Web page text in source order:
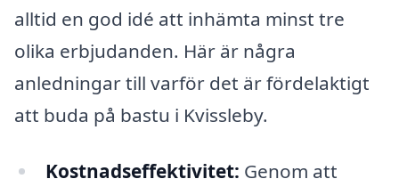
alltid en god idé att inhämta minst tre
olika erbjudanden. Här är några
anledningar till varför det är fördelaktigt
att buda på bastu i Kvissleby.
Kostnadseffektivitet: Genom att